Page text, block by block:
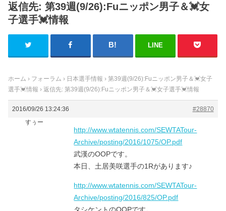
返信先: 第39週(9/26):Fuニッポン男子＆💓女
子選手💓情報
LINE
ホーム › フォーラム › 日本選手情報 › 第39週(9/26):Fuニッポン男子＆💓女子
選手💓情報 › 返信先: 第39週(9/26):Fuニッポン男子＆💓女子選手💓情報
2016/09/26 13:24:36
#28870
すぅー
http://www.wtatennis.com/SEWTATour-
Archive/posting/2016/1075/OP.pdf
武漢のOOPです。
本日、土居美咲選手の1Rがあります♪
http://www.wtatennis.com/SEWTATour-
Archive/posting/2016/825/OP.pdf